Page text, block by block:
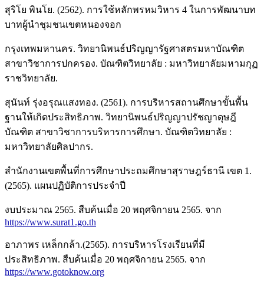
สุริโย พินโย. (2562). การใช้หลักพรหมวิหาร 4 ในการพัฒนาบท
บาทผู้นําชุมชนเขตหนองจอก
กรุงเทพมหานคร. วิทยานิพนธ์ปริญญารัฐศาสตรมหาบัณฑิต
สาขาวิชาการปกครอง. บัณฑิตวิทยาลัย : มหาวิทยาลัยมหามกุฏ
ราชวิทยาลัย.
สุนันท์ รุ่งอรุณแสงทอง. (2561). การบริหารสถานศึกษาขั้นพื้น
ฐานให้เกิดประสิทธิภาพ. วิทยานิพนธ์ปริญญาปรัชญาดุษฎี
บัณฑิต สาขาวิชาการบริหารการศึกษา. บัณฑิตวิทยาลัย :
มหาวิทยาลัยศิลปากร.
สำนักงานเขตพื้นที่การศึกษาประถมศึกษาสุราษฎร์ธานี เขต 1.
(2565). แผนปฏิบัติการประจำปี
งบประมาณ 2565. สืบค้นเมื่อ 20 พฤศจิกายน 2565. จาก
https://www.surat1.go.th
อาภาพร เหล็กกล้า.(2565). การบริหารโรงเรียนที่มี
ประสิทธิภาพ. สืบค้นเมื่อ 20 พฤศจิกายน 2565. จาก
https://www.gotoknow.org